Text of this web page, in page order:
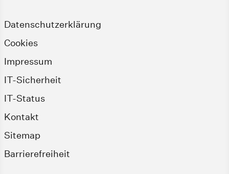
Datenschutzerklärung
Cookies
Impressum
IT-Sicherheit
IT-Status
Kontakt
Sitemap
Barrierefreiheit